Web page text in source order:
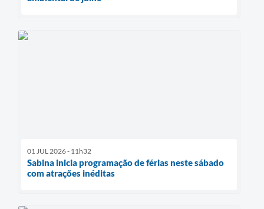
01 JUL 2026 - 11h32
Sabina inicia programação de férias neste sábado
com atrações inéditas